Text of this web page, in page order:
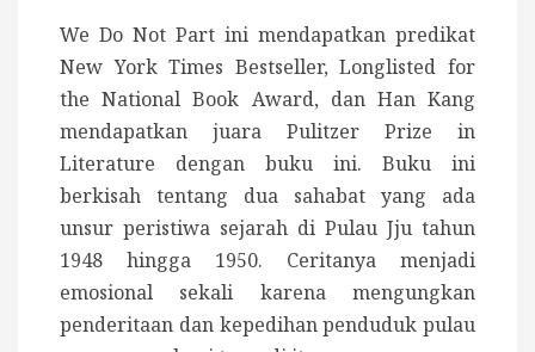
We Do Not Part ini mendapatkan predikat
New York Times Bestseller, Longlisted for
the National Book Award, dan Han Kang
mendapatkan juara Pulitzer Prize in
Literature dengan buku ini. Buku ini
berkisah tentang dua sahabat yang ada
unsur peristiwa sejarah di Pulau Jju tahun
1948 hingga 1950. Ceritanya menjadi
emosional sekali karena mengungkan
penderitaan dan kepedihan penduduk pulau